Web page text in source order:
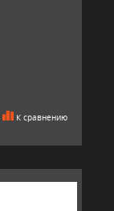
К сравнению